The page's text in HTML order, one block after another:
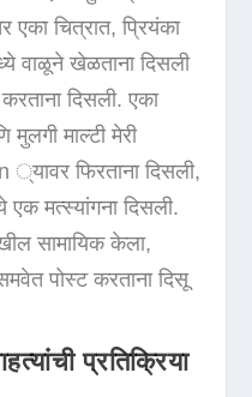
एका चित्रात, प्रियंका
वाळूने खेळताना दिसली
दिसली. एका
मुलगी माल्टी मेरी
्यावर फिरताना दिसली,
एक मत्स्यांगना दिसली.
सामायिक केला,
पोस्ट करताना दिसू
प्रतिक्रिया